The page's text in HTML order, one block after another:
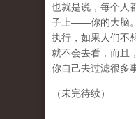
也就是说，每个人
子上——你的大脑
执行，如果人们不
就不会去看，而且
你自己去过滤很多
（未完待续）